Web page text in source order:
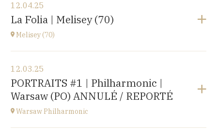
POLOGNE
at20H00
Buy your tickets
12.04.25
La Folia | Melisey (70)
Melisey (70)
Melisey (70)
at18H00
12.03.25
PORTRAITS #1 | Philharmonic |
Warsaw (PO) ANNULÉ / REPORTÉ
Warsaw Philharmonic